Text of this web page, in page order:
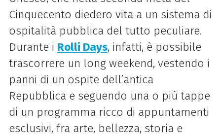
Cinquecento diedero vita a un sistema di
ospitalità pubblica del tutto peculiare.
Durante i Rolli Days, infatti, è possibile
trascorrere un long weekend, vestendo i
panni di un ospite dell’antica
Repubblica e seguendo una o più tappe
di un programma ricco di appuntamenti
esclusivi, fra arte, bellezza, storia e